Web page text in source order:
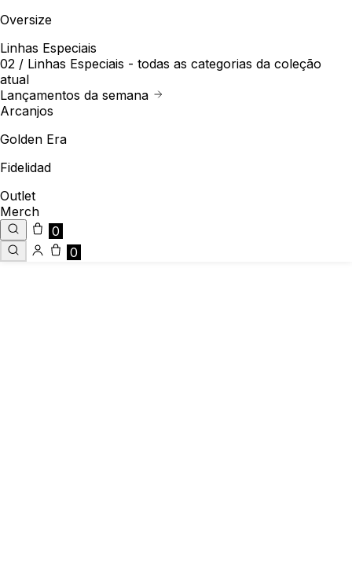
Oversize
Linhas Especiais
02 / Linhas Especiais - todas as categorias da coleção
atual
Lançamentos da semana
Arcanjos
Golden Era
Fidelidad
Outlet
Merch
0
0